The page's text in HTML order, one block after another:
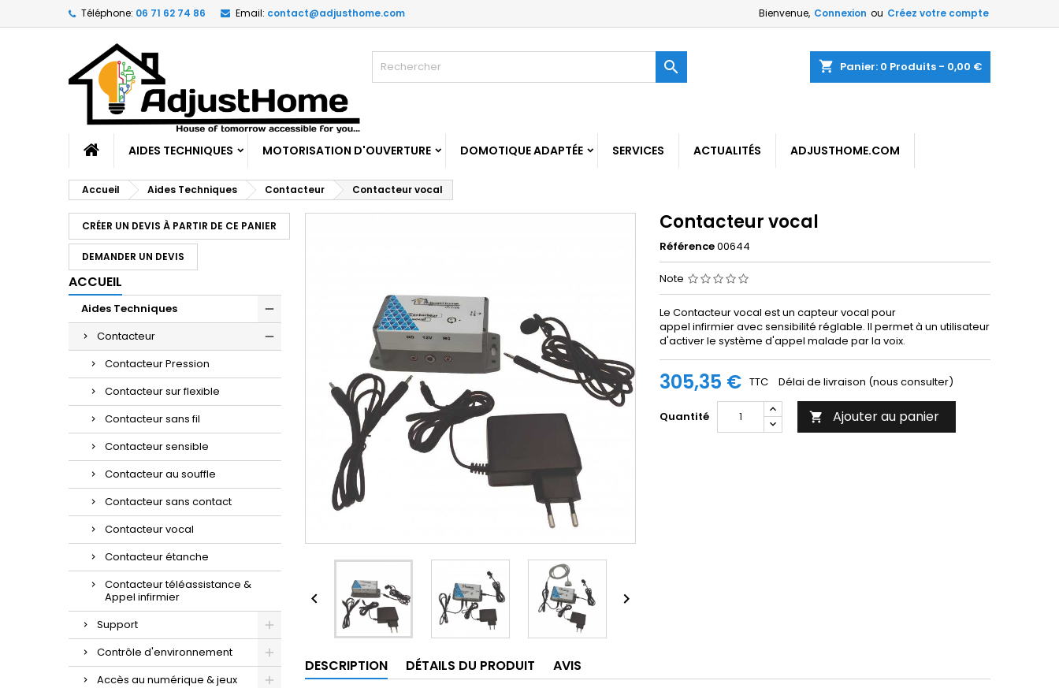
Téléphone: 06 71 62 74 86 Email: contact@adjusthome.com Bienvenue, Connexion ou Créez votre compte
shopping_cart Panier: 0 Produits - 0,00 €

AIDES TECHNIQUES MOTORISATION D'OUVERTURE DOMOTIQUE ADAPTÉE SERVICES ACTUALITÉS ADJUSTHOME.COM
Accueil Aides Techniques Contacteur Contacteur vocal
CRÉER UN DEVIS À PARTIR DE CE PANIER
DEMANDER UN DEVIS
ACCUEIL
Aides Techniques
Contacteur
Contacteur Pression
Contacteur sur flexible
Contacteur sans fil
Contacteur sensible
Contacteur au souffle
Contacteur sans contact
Contacteur vocal
Contacteur étanche
Contacteur téléassistance &
Appel infirmier
Support
Contrôle d'environnement
Accès au numérique & jeux
 
Contacteur vocal
Référence00644
Note
Le Contacteur vocal est un capteur vocal pour
appel infirmier avec sensibilité réglable. Il permet à un utilisateur
d'activer le système d'appel malade par la voix.
305,35 € TTC Délai de livraison (nous consulter)
Quantité  Ajouter au panier
DESCRIPTION DÉTAILS DU PRODUIT AVIS